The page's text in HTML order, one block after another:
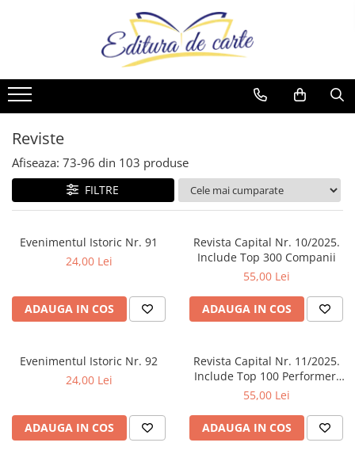
Capital
Evenimentul Zilei
Artă
Beletristică
Cultură generală
Cărți pentru copii
Drept/Legislație
Filosofie
Gastronomie
Jurnale/Memorii
Manuale scolare/Cursuri
Cărți
Reviste
Capital
Evenimentul Istoric
electronice
Reviste
Comunicate
Cărți
Reviste
Reviste
Afiseaza: 73-96 din 103 produse
FILTRE
Evenimentul Istoric Nr. 91
24,00 Lei
ADAUGA IN COS
Revista Capital Nr. 10/2025.
Include Top 300 Companii
55,00 Lei
ADAUGA IN COS
Evenimentul Istoric Nr. 92
24,00 Lei
ADAUGA IN COS
Revista Capital Nr. 11/2025.
Include Top 100 Performeri
din Sănătate
55,00 Lei
ADAUGA IN COS